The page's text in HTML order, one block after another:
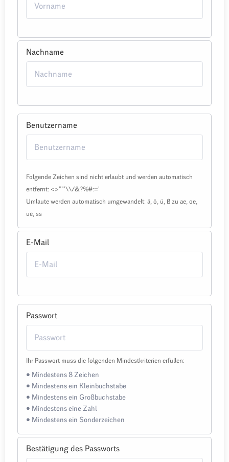
Nachname
Benutzername
Folgende Zeichen sind nicht erlaubt und werden automatisch
entfernt: <>""'\\/&?%#:='
Umlaute werden automatisch umgewandelt: ä, ö, ü, ß zu ae, oe,
ue, ss
E-Mail
Passwort
Ihr Passwort muss die folgenden Mindestkriterien erfüllen:
• Mindestens 8 Zeichen
• Mindestens ein Kleinbuchstabe
• Mindestens ein Großbuchstabe
• Mindestens eine Zahl
• Mindestens ein Sonderzeichen
Bestätigung des Passworts